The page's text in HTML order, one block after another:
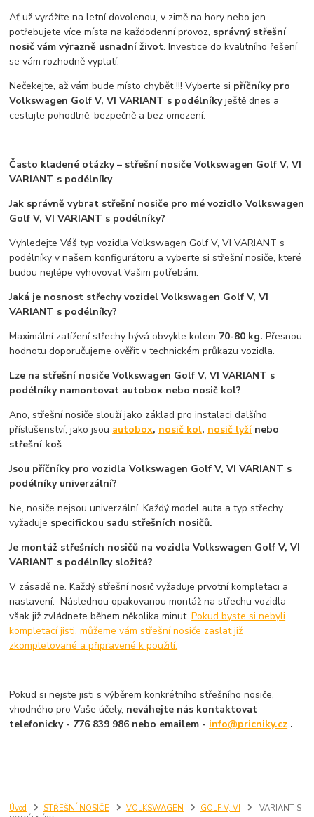
Úvod STŘEŠNÍ NOSIČE VOLKSWAGEN GOLF V, VI
VARIANT S
Ať už vyrážíte na letní dovolenou, v zimě na hory nebo jen
potřebujete více místa na každodenní provoz, správný střešní
nosič vám výrazně usnadní život. Investice do kvalitního řešení
se vám rozhodně vyplatí.
Nečekejte, až vám bude místo chybět !!! Vyberte si příčníky pro
Volkswagen Golf V, VI VARIANT s podélníkyještě dnes a
cestujte pohodlně, bezpečně a bez omezení.
Často kladené otázky – střešní nosiče Volkswagen Golf V, VI
VARIANT s podélníky
Jak správně vybrat střešní nosiče pro mé vozidlo Volkswagen
Golf V, VI VARIANT s podélníky?
Vyhledejte Váš typ vozidla Volkswagen Golf V, VI VARIANT s
podélníky v našem konfigurátoru a vyberte si střešní nosiče, které
budou nejlépe vyhovovat Vašim potřebám.
Jaká je nosnost střechy vozidel Volkswagen Golf V, VI
VARIANT s podélníky?
Maximální zatížení střechy bývá obvykle kolem 70-80 kg. Přesnou
hodnotu doporučujeme ověřit v technickém průkazu vozidla.
Lze na střešní nosiče Volkswagen Golf V, VI VARIANT s
podélníky namontovat autobox nebo nosič kol?
Ano, střešní nosiče slouží jako základ pro instalaci dalšího
příslušenství, jako jsou autobox, nosič kol, nosič lyžínebo
střešní koš.
Jsou příčníky pro vozidla Volkswagen Golf V, VI VARIANT s
podélníky univerzální?
Ne, nosiče nejsou univerzální. Každý model auta a typ střechy
vyžaduje specifickou sadu střešních nosičů.
Je montáž střešních nosičů na vozidla Volkswagen Golf V, VI
VARIANT s podélníky složitá?
V zásadě ne. Každý střešní nosič vyžaduje prvotní kompletaci a
nastavení. Následnou opakovanou montáž na střechu vozidla
však již zvládnete během několika minut.Pokud byste si nebyli
kompletací jisti, můžeme vám střešní nosiče zaslat již
zkompletované a připravené k použití.
Pokud si nejste jisti s výběrem konkrétního střešního nosiče,
vhodného pro Vaše účely, neváhejte nás kontaktovat
telefonicky - 776 839 986 nebo emailem - info@pricniky.cz .